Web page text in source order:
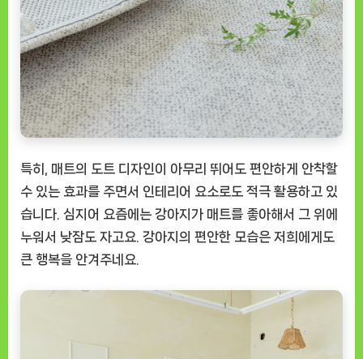
특히, 매트의 도트 디자인이 아무리 뛰어도 편안하게 안착할
수 있는 효과를 주면서 인테리어 요소로도 적극 활용하고 있
습니다. 심지어 요즘에는 강아지가 매트를 좋아해서 그 위에
누워서 낮잠도 자고요. 강아지의 편안한 모습은 저희에게도
큰 행복을 안겨주네요.